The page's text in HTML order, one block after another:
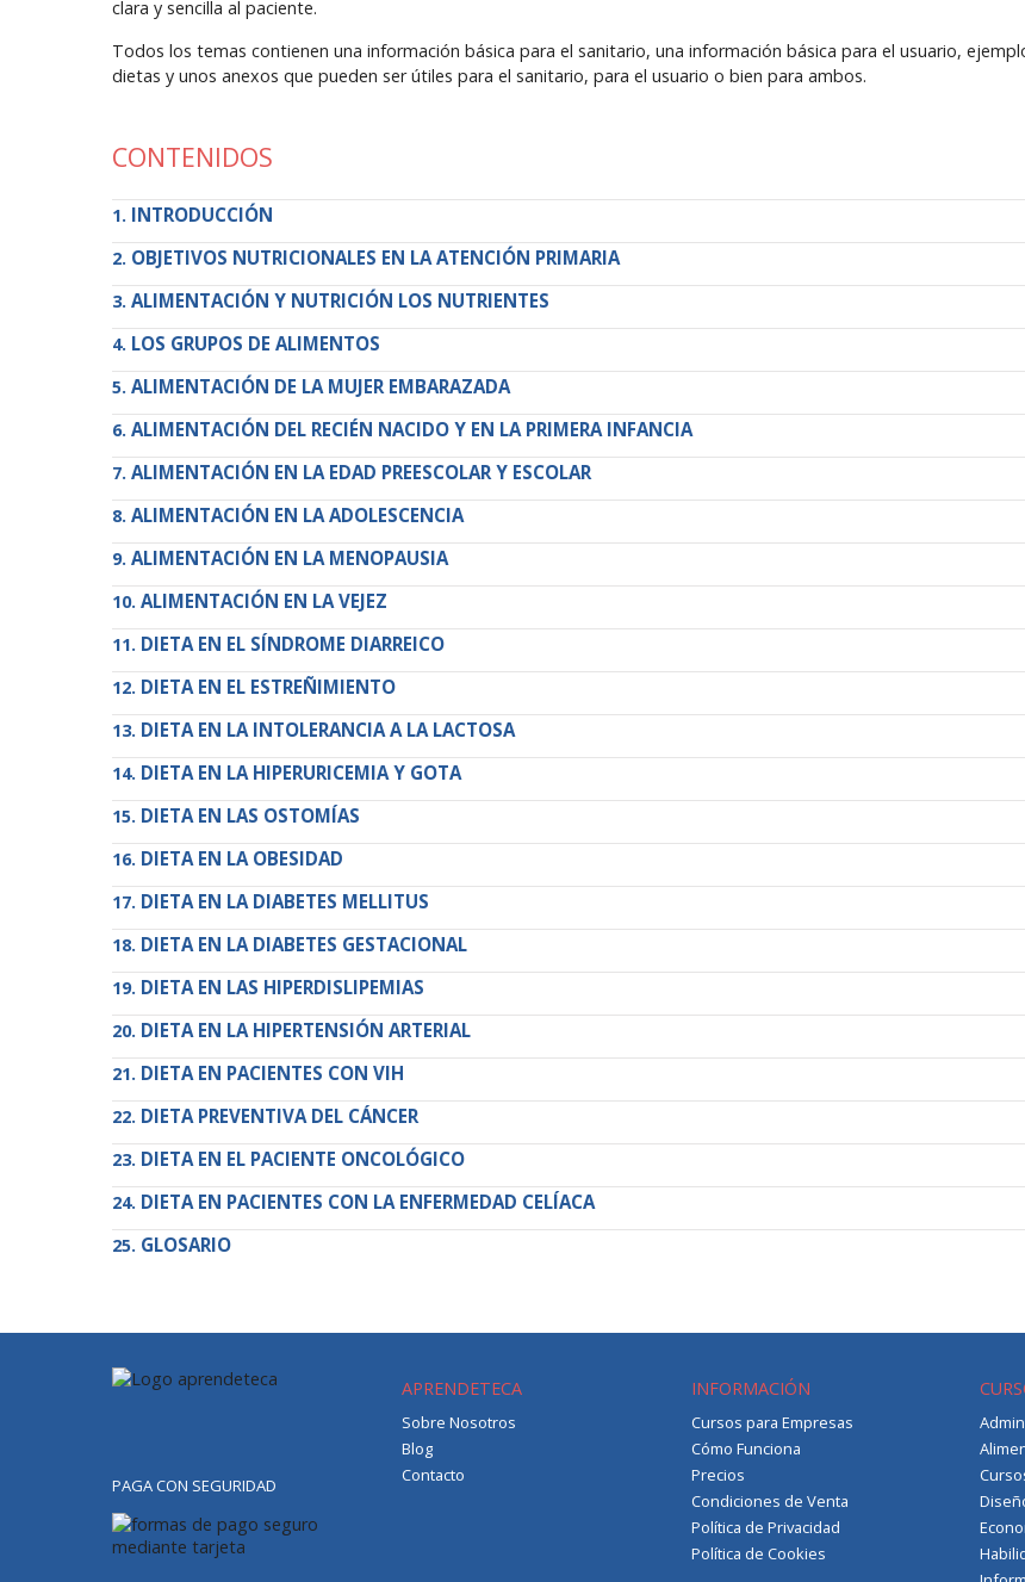
clara y sencilla al paciente.
Todos los temas contienen una información básica para el sanitario, una información básica para el usuario,
dietas y unos anexos que pueden ser útiles para el sanitario, para el usuario o bien para ambos.
CONTENIDOS
INTRODUCCIÓN
OBJETIVOS NUTRICIONALES EN LA ATENCIÓN PRIMARIA
ALIMENTACIÓN Y NUTRICIÓN LOS NUTRIENTES
LOS GRUPOS DE ALIMENTOS
ALIMENTACIÓN DE LA MUJER EMBARAZADA
ALIMENTACIÓN DEL RECIÉN NACIDO Y EN LA PRIMERA INFANCIA
ALIMENTACIÓN EN LA EDAD PREESCOLAR Y ESCOLAR
ALIMENTACIÓN EN LA ADOLESCENCIA
ALIMENTACIÓN EN LA MENOPAUSIA
ALIMENTACIÓN EN LA VEJEZ
DIETA EN EL SÍNDROME DIARREICO
DIETA EN EL ESTREÑIMIENTO
DIETA EN LA INTOLERANCIA A LA LACTOSA
DIETA EN LA HIPERURICEMIA Y GOTA
DIETA EN LAS OSTOMÍAS
DIETA EN LA OBESIDAD
DIETA EN LA DIABETES MELLITUS
DIETA EN LA DIABETES GESTACIONAL
DIETA EN LAS HIPERDISLIPEMIAS
DIETA EN LA HIPERTENSIÓN ARTERIAL
DIETA EN PACIENTES CON VIH
DIETA PREVENTIVA DEL CÁNCER
DIETA EN EL PACIENTE ONCOLÓGICO
DIETA EN PACIENTES CON LA ENFERMEDAD CELÍACA
GLOSARIO
PAGA CON SEGURIDAD
APRENDETECA
Sobre Nosotros
Blog
Contacto
INFORMACIÓN
Cursos para Empresas
Cómo Funciona
Precios
Condiciones de Venta
Política de Privacidad
Política de Cookies